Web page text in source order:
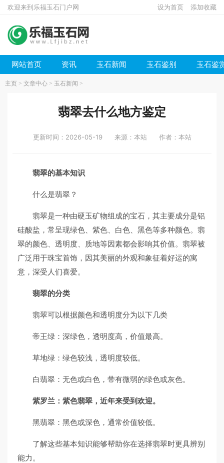
欢迎来到乐福玉石门户网 设为首页 添加收藏
网站首页 资讯 玉石新闻 玉石鉴别 玉石鉴
主页 > 文章中心 > 玉石新闻 >
翡翠去什么地方鉴定
更新时间：2026-05-19 来源：本站 作者：本站
翡翠的基本知识
什么是翡翠？
翡翠是一种由硬玉矿物组成的宝石，其主要成分是铝
硅酸盐，常呈现绿色、紫色、白色、黑色等多种颜色。翡
翠的颜色、透明度、质地等因素都会影响其价值。翡翠被
广泛用于珠宝首饰，因其美丽的外观和象征着好运的寓
意，深受人们喜爱。
翡翠的分类
翡翠可以根据颜色和透明度分为以下几类
帝王绿：深绿色，透明度高，价值最高。
草地绿：绿色较浅，透明度较低。
白翡翠：无色或白色，带有微弱的绿色或灰色。
紫罗兰：紫色翡翠，近年来受到欢迎。
黑翡翠：黑色或深色，通常价值较低。
了解这些基本知识能够帮助你在选择翡翠时更具辨别
能力。